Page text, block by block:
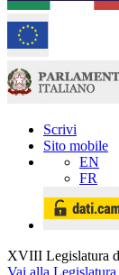
Scrivi
Sito mobile
EN
FR
XVIII Legislatura